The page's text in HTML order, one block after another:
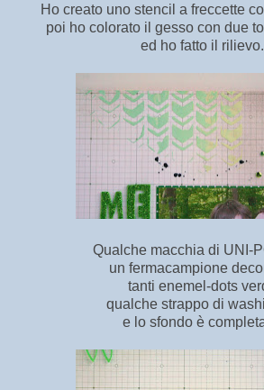
Ho creato uno stencil a freccette
poi ho colorato il gesso con due
ed ho fatto il rilievo.
Qualche macchia di UNI-
un fermacampione
tanti enemel-dots
qualche strappo di
e lo sfondo è